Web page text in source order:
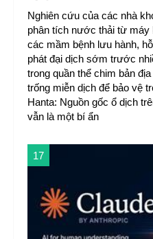
Nghiên cứu của các nhà
phân tích nước thải từ máy
các mầm bệnh lưu hành,
phát đại dịch sớm trước
trong quần thể chim bản
trống miễn dịch để bảo vệ
Hanta: Nguồn gốc ổ dịch
vẫn là một bí ẩn
17